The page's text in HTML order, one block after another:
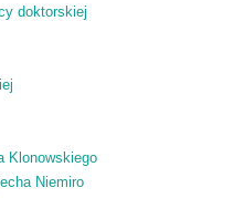
doktorskiej
Klonowskiego
Niemiro